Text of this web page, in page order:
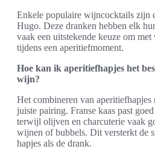
Enkele populaire wijncocktails zijn
Hugo. Deze dranken hebben elk
vaak een uitstekende keuze om
tijdens een aperitiefmoment.
Hoe kan ik aperitiefhapjes het
wijn?
Het combineren van
juiste pairing. Franse kaas past
terwijl olijven en charcuterie vaak
wijnen of bubbels. Dit versterkt de
hapjes als de drank.